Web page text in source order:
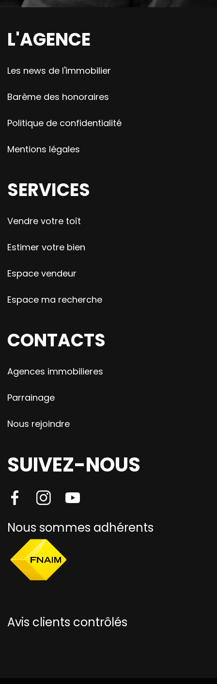
L'AGENCE
Les news de l'immobilier
Barème des honoraires
Politique de confidentialité
Mentions légales
SERVICES
Vendre votre toît
Estimer votre bien
Espace vendeur
Espace ma recherche
CONTACTS
Agences immobilieres
Parrainage
Nous rejoindre
SUIVEZ-NOUS
Nous sommes adhérents
Avis clients contrôlés